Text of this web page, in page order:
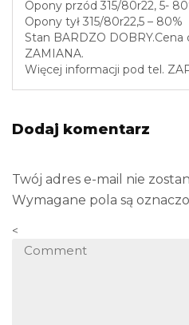
Opony przód 315/80r22, 5-
Opony tył 315/80r22,5 – 80%
Stan BARDZO
ZAMIANA.
Więcej informacji pod tel.
Dodaj komentarz
Twój adres e-mail nie
Wymagane pola są
<